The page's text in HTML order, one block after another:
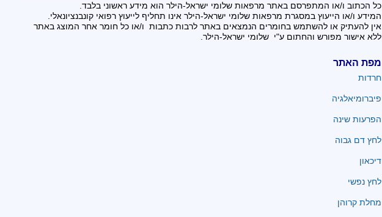
כל הכתוב ו/או המתפרסם באתר מרפאות שלומי ישראל-הילר הוא מידע ראשוני בלבד.
המידע ו/או הייעוץ במסגרת מרפאות שלומי ישראל-הילר אינו תחליף לייעוץ רפואי קונבנציונאלי.
אין להעתיק או להשתמש בחומרים הנמצאים באתר לרבות כתבות ו/או כל חומר אחר המוצג באתר
ללא אישור מפורש והחתום ע"י שלומי ישראל-הילר.
מפת האתר
חרדות
פיברומיאלגיה
הפרעות שינה
לחץ דם גבוה
דיכאון
לחץ נפשי
מחלת קרוהן